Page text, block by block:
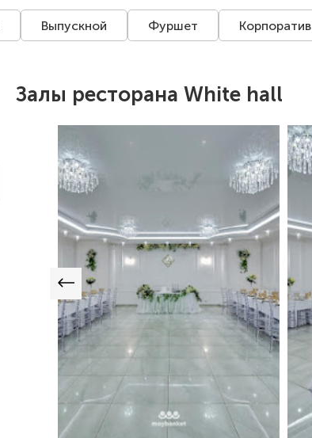
Выпускной Фуршет Корпоратив
Залы ресторана White hall